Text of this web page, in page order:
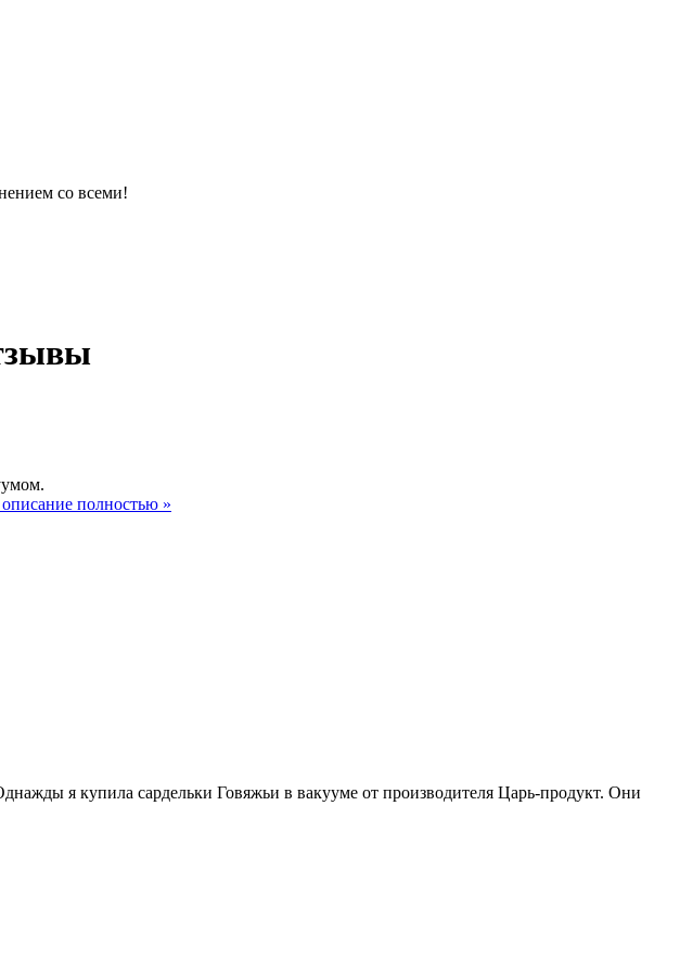
со всеми!
описание полностью »
я купила сардельки Говяжьи в вакууме от производителя Царь-продукт. Они